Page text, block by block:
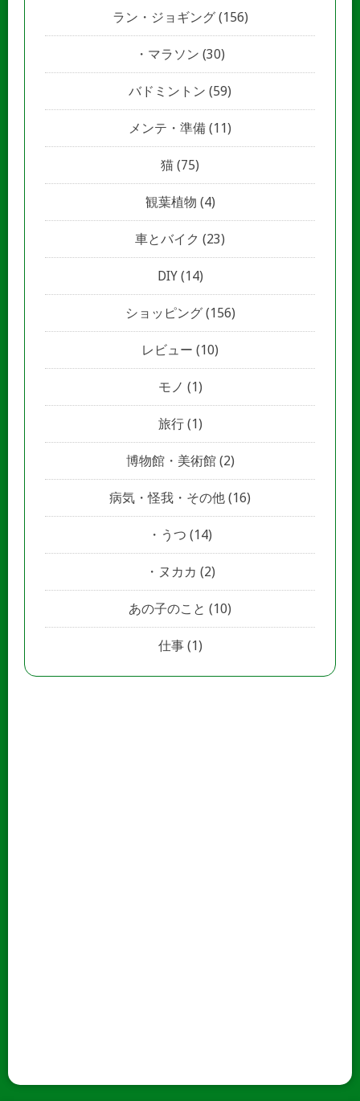
ラン・ジョギング(156)
マラソン (30)
バドミントン (59)
メンテ・準備 (11)
猫 (75)
観葉植物 (4)
車とバイク (23)
DIY(14)
ショッピング(156)
レビュー (10)
モノ (1)
旅行(1)
博物館・美術館(2)
病気・怪我・その他 (16)
うつ (14)
ヌカカ (2)
あの子のこと (10)
仕事(1)